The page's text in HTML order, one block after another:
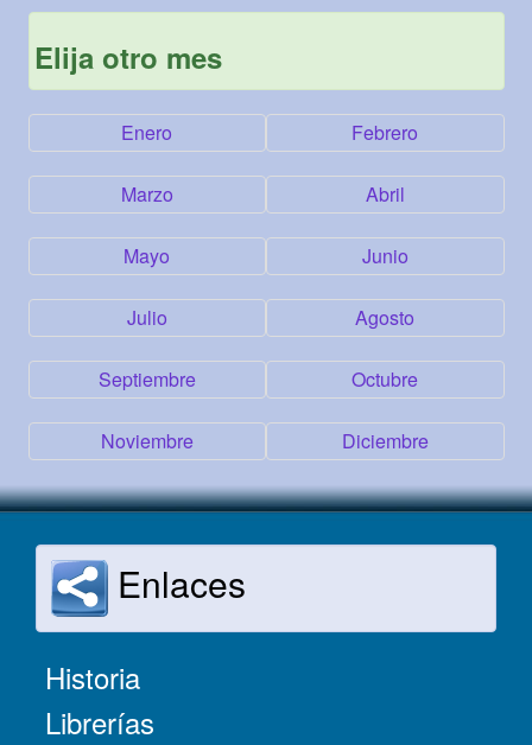
Elija otro mes
Enero Febrero
Marzo Abril
Mayo Junio
Julio Agosto
Septiembre Octubre
Noviembre Diciembre
Enlaces
Historia
Librerías